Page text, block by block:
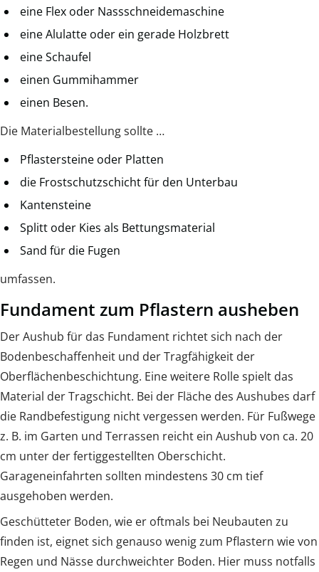
eine Flex oder Nassschneidemaschine
eine Alulatte oder ein gerade Holzbrett
eine Schaufel
einen Gummihammer
einen Besen.
Die Materialbestellung sollte …
Pflastersteine oder Platten
die Frostschutzschicht für den Unterbau
Kantensteine
Splitt oder Kies als Bettungsmaterial
Sand für die Fugen
umfassen.
Fundament zum Pflastern ausheben
Der Aushub für das Fundament richtet sich nach der
Bodenbeschaffenheit und der Tragfähigkeit der
Oberflächenbeschichtung. Eine weitere Rolle spielt das
Material der Tragschicht. Bei der Fläche des Aushubes darf
die Randbefestigung nicht vergessen werden. Für Fußwege
z. B. im Garten und Terrassen reicht ein Aushub von ca. 20
cm unter der fertiggestellten Oberschicht.
Garageneinfahrten sollten mindestens 30 cm tief
ausgehoben werden.
Geschütteter Boden, wie er oftmals bei Neubauten zu
finden ist, eignet sich genauso wenig zum Pflastern wie von
Regen und Nässe durchweichter Boden. Hier muss notfalls